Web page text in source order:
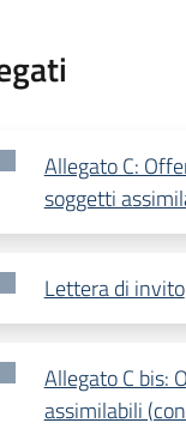
Allegato C:
soggetti
Lettera di invito
Allegato C bis:
assimilabili